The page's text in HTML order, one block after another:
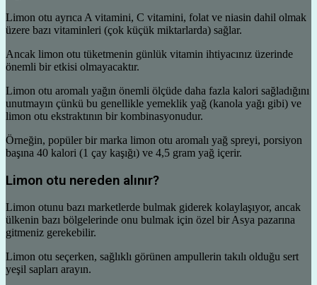
Limon otu ayrıca A vitamini, C vitamini, folat ve niasin dahil olmak
üzere bazı vitaminleri (çok küçük miktarlarda) sağlar.
Ancak limon otu tüketmenin günlük vitamin ihtiyacınız üzerinde
önemli bir etkisi olmayacaktır.
Limon otu aromalı yağın önemli ölçüde daha fazla kalori sağladığını
unutmayın çünkü bu genellikle yemeklik yağ (kanola yağı gibi) ve
limon otu ekstraktının bir kombinasyonudur.
Örneğin, popüler bir marka limon otu aromalı yağ spreyi, porsiyon
başına 40 kalori (1 çay kaşığı) ve 4,5 gram yağ içerir.
Limon otu nereden alınır?
Limon otunu bazı marketlerde bulmak giderek kolaylaşıyor, ancak
ülkenin bazı bölgelerinde onu bulmak için özel bir Asya pazarına
gitmeniz gerekebilir.
Limon otu seçerken, sağlıklı görünen ampullerin takılı olduğu sert
yeşil sapları arayın.